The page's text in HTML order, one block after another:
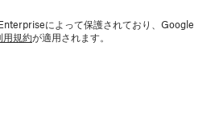
によって保護されており、Google
用規約が適用されます。